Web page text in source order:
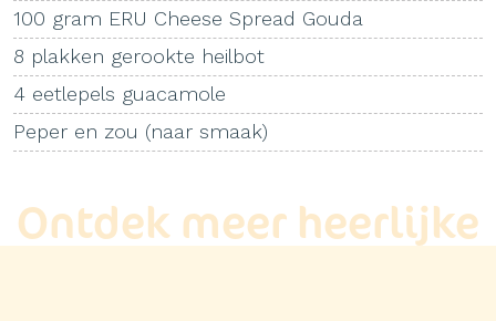
100 gram ERU Cheese Spread Gouda
8 plakken gerookte heilbot
4 eetlepels guacamole
Peper en zou (naar smaak)
Ontdek meer heerlijke
recepten